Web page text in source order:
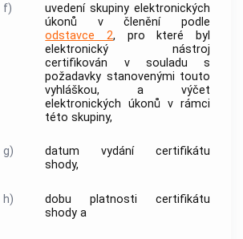
f)
uvedení skupiny elektronických
úkonů v členění podle
odstavce 2, pro které byl
elektronický nástroj
certifikován v souladu s
požadavky stanovenými touto
vyhláškou, a výčet
elektronických úkonů v rámci
této skupiny,
g)
datum vydání certifikátu
shody,
h)
dobu platnosti certifikátu
shody a